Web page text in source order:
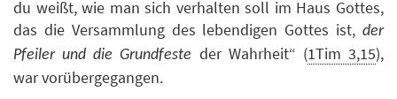
du weißt, wie man sich verhalten soll im Haus Gottes,
das die Versammlung des lebendigen Gottes ist, der
Pfeiler und die Grundfeste der Wahrheit“ (1Tim 3,15),
war vorübergegangen.